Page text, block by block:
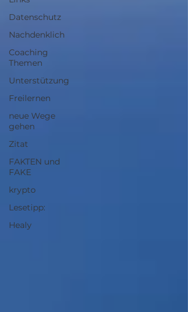
Datenschutz
Nachdenklich
Coaching
Themen
Unterstützung
Freilernen
neue Wege
gehen
Zitat
FAKTEN und
FAKE
krypto
Lesetipp:
Healy